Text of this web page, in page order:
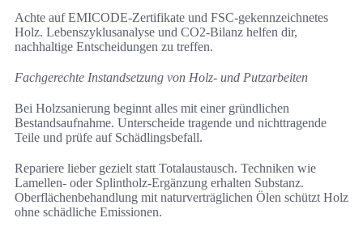
Achte auf EMICODE-Zertifikate und FSC-gekennzeichnetes
Holz. Lebenszyklusanalyse und CO2-Bilanz helfen dir,
nachhaltige Entscheidungen zu treffen.
Fachgerechte Instandsetzung von Holz- und Putzarbeiten
Bei Holzsanierung beginnt alles mit einer gründlichen
Bestandsaufnahme. Unterscheide tragende und nichttragende
Teile und prüfe auf Schädlingsbefall.
Repariere lieber gezielt statt Totalaustausch. Techniken wie
Lamellen- oder Splintholz-Ergänzung erhalten Substanz.
Oberflächenbehandlung mit naturverträglichen Ölen schützt Holz
ohne schädliche Emissionen.